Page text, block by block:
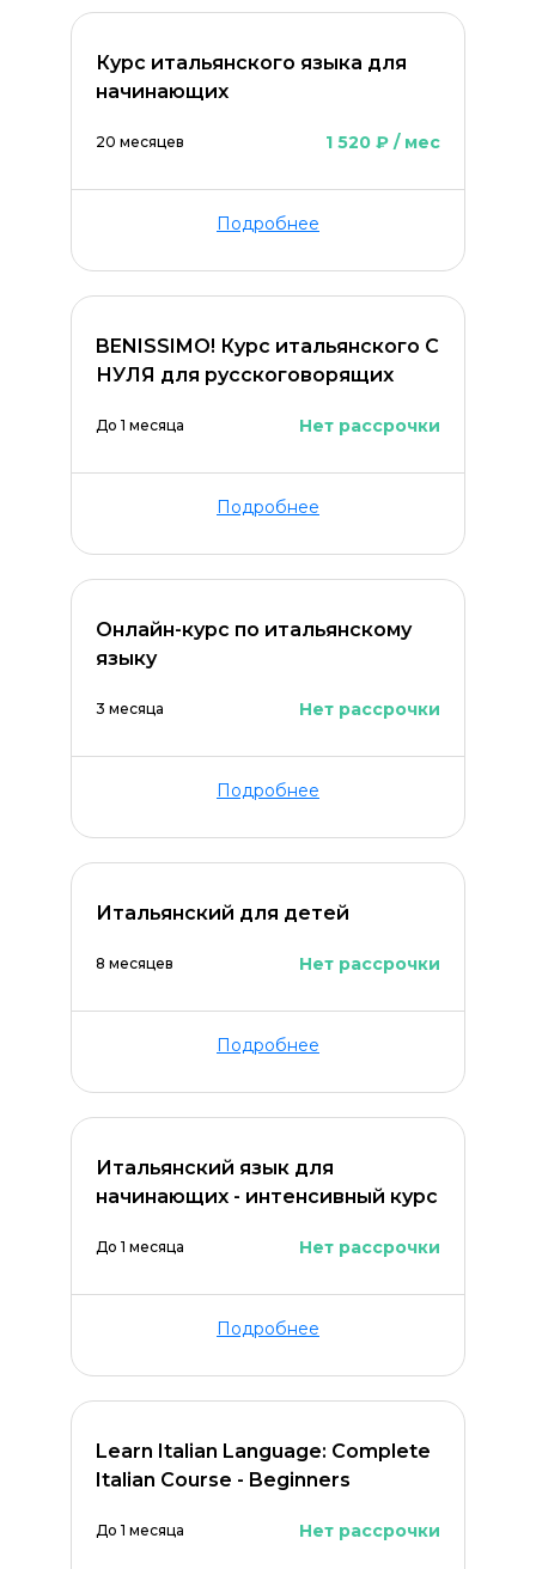
Курс итальянского языка для
начинающих
20 месяцев 1 520 ₽ / мес
Подробнее
BENISSIMO! Курс итальянского С
НУЛЯ для русскоговорящих
До 1 месяца Нет рассрочки
Подробнее
Онлайн-курс по итальянскому
языку
3 месяца Нет рассрочки
Подробнее
Итальянский для детей
8 месяцев Нет рассрочки
Подробнее
Итальянский язык для
начинающих - интенсивный курс
До 1 месяца Нет рассрочки
Подробнее
Learn Italian Language: Complete
Italian Course - Beginners
До 1 месяца Нет рассрочки
ОСТАВИТЬ КОММЕНТАРИЙ